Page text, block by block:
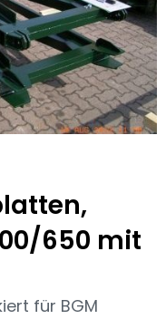
650 mit
für BGM